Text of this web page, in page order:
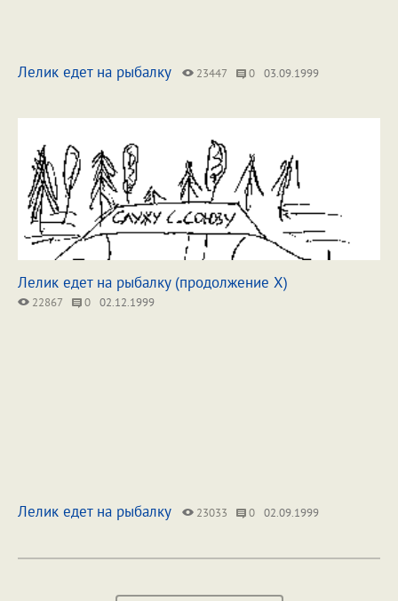
Лелик едет на рыбалку 23447 0 03.09.1999
Лелик едет на рыбалку (продолжение X)
22867 0 02.12.1999
Лелик едет на рыбалку 23033 0 02.09.1999